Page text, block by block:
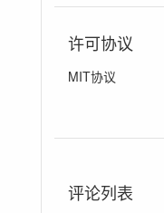
许可协议
MIT协议
评论列表